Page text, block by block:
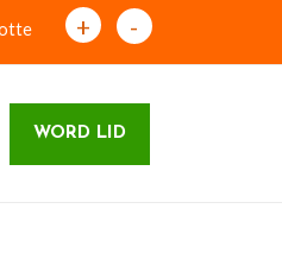
+ -
WORD LID